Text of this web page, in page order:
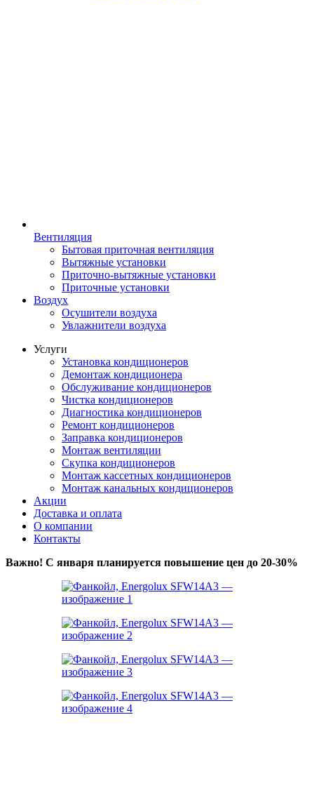
Вентиляция
Бытовая приточная вентиляция
Вытяжные установки
Приточно-вытяжные установки
Приточные установки
Воздух
Осушители воздуха
Увлажнители воздуха
Услуги
Установка кондиционеров
Демонтаж кондиционера
Обслуживание кондиционеров
Чистка кондиционеров
Диагностика кондиционеров
Ремонт кондиционеров
Заправка кондиционеров
Монтаж вентиляции
Скупка кондиционеров
Монтаж кассетных кондиционеров
Монтаж канальных кондиционеров
Акции
Доставка и оплата
О компании
Контакты
Важно! С января планируется повышение цен до 20-30%